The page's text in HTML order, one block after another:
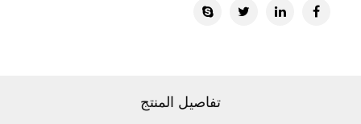
تفاصيل المنتج